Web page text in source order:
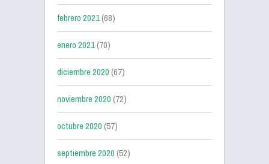
febrero 2021(68)
enero 2021(70)
diciembre 2020(67)
noviembre 2020(72)
octubre 2020(57)
septiembre 2020(52)